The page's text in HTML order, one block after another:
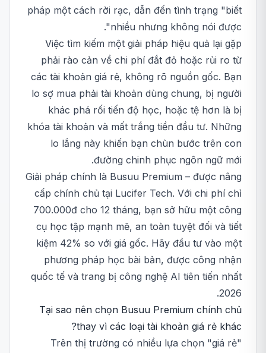
pháp một cách rời rạc, dẫn đến tình trạng "biết
nhiều nhưng không nói được".
Việc tìm kiếm một giải pháp hiệu quả lại gặp
phải rào cản về chi phí đắt đỏ hoặc rủi ro từ
các tài khoản giá rẻ, không rõ nguồn gốc. Bạn
lo sợ mua phải tài khoản dùng chung, bị người
khác phá rối tiến độ học, hoặc tệ hơn là bị
khóa tài khoản và mất trắng tiền đầu tư. Những
lo lắng này khiến bạn chùn bước trên con
đường chinh phục ngôn ngữ mới.
Giải pháp chính là Busuu Premium – được nâng
cấp chính chủ tại Lucifer Tech. Với chi phí chỉ
700.000đ cho 12 tháng, bạn sở hữu một công
cụ học tập mạnh mẽ, an toàn tuyệt đối và tiết
kiệm 42% so với giá gốc. Hãy đầu tư vào một
phương pháp học bài bản, được công nhận
quốc tế và trang bị công nghệ AI tiên tiến nhất
2026.
Tại sao nên chọn Busuu Premium chính chủ
thay vì các loại tài khoản giá rẻ khác?
Trên thị trường có nhiều lựa chọn "giá rẻ"